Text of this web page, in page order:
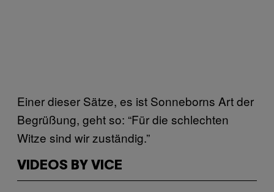
Einer dieser Sätze, es ist Sonneborns Art der
Begrüßung, geht so: “Für die schlechten
Witze sind wir zuständig.”
VIDEOS BY VICE